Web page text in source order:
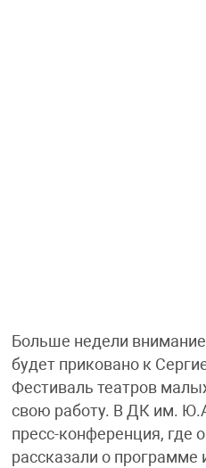
Больше недели
будет приковано к
Фестиваль театров
свою работу. В ДК им.
пресс-конференция, где
рассказали о